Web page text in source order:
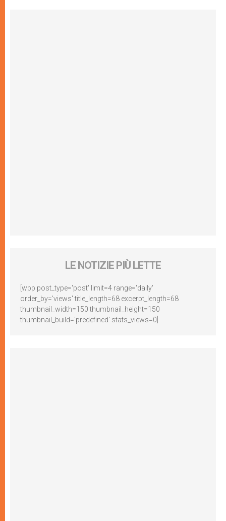
LE NOTIZIE PIÙ LETTE
[wpp post_type='post' limit=4 range='daily'
order_by='views' title_length=68 excerpt_length=68
thumbnail_width=150 thumbnail_height=150
thumbnail_build='predefined' stats_views=0]